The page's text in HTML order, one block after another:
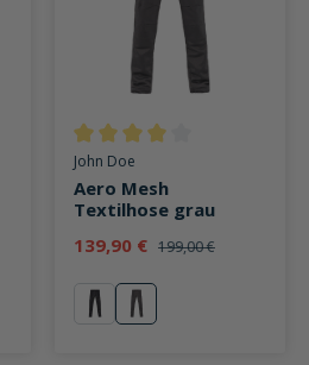
von 0 von 5 Sternen
Durchschnittliche Bewertung
John Doe
Aero Mesh
Textilhose grau
139,90 € 199,00 €
schwarz
grau